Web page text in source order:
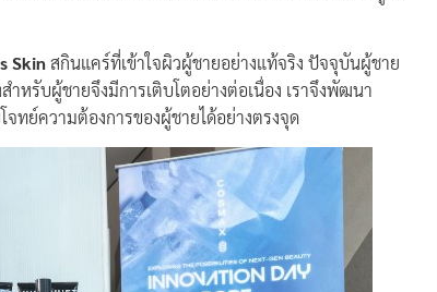
Skinสกินแคร์ที่เข้าใจผิวผู้ชายอย่างแท้จริง ปัจจุบันผู้ชาย
ำหรับผู้ชายจึงมีการเติบโตอย่างต่อเนื่อง เราจึงพัฒนา
ย์ความต้องการของผู้ชายได้อย่างตรงจุด